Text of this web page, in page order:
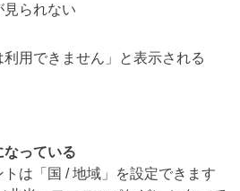
見られない
利用できません」と表示される
っている
は「国 / 地域」を設定できます